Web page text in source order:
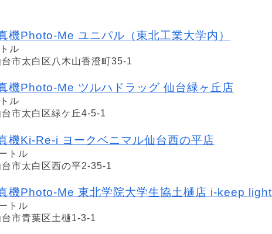
機Photo-Me ユニパル（東北工業大学内）
ル
市太白区八木山香澄町35-1
機Photo-Me ツルハドラッグ 仙台緑ヶ丘店
ル
市太白区緑ケ丘4-5-1
機Ki-Re-i ヨークベニマル仙台西の平店
トル
市太白区西の平2-35-1
機Photo-Me 東北学院大学生協土樋店 i-keep light
トル
市青葉区土樋1-3-1